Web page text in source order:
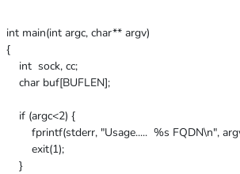
int main(int argc, char** argv)
{
int sock, cc;
char buf[BUFLEN];
if (argc<2) {
fprintf(stderr, "Usage..... %s FQDN\n",
exit(1);
}